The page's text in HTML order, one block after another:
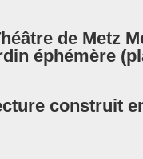
de Metz
éphémère
construit